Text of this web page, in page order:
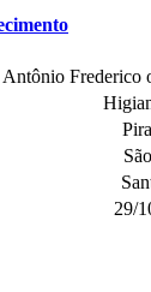
Frederico
29/